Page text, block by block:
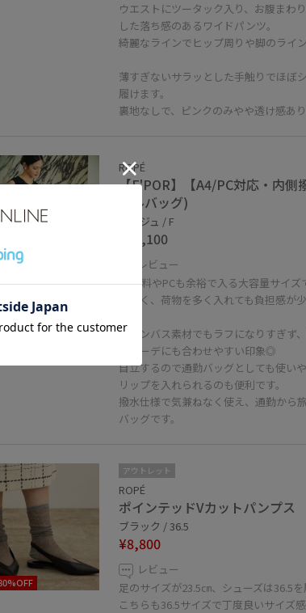
ウエストにツータック入り、お腹まわ
した落ち感のあるワイドパンツ。
綺麗なラインでヒップ周りや脚のライ
薄すぎないサラッとした手触りでほぼ
履けます。
裏地なしで、ピンクのみやや透け感あり
ROPÉ
【E'POR】【A4/PC対応・内側
イルバッグ)
ベージュ / F
¥23,100
レビュー
A4資料やPCも余裕で入る大容量サイ
に軽く、荷物を多く入れても負担感が少
キャンバス素材でもラフになりすぎず
めコーデにも合わせやすい印象◎
自立するので通勤バッグとしても使い
リップを入れられるのも便利です。
撥水仕様で気兼ねなく使え、通勤から
バッグです。
アウトレット
ROPÉ
ポインテッドVカットパンプス
ブラック / 36.5
¥8,800
レビュー
足のサイズが23.5㎝、シューズは36.5を
こちらも36.5サイズで丁度良いサイズ感